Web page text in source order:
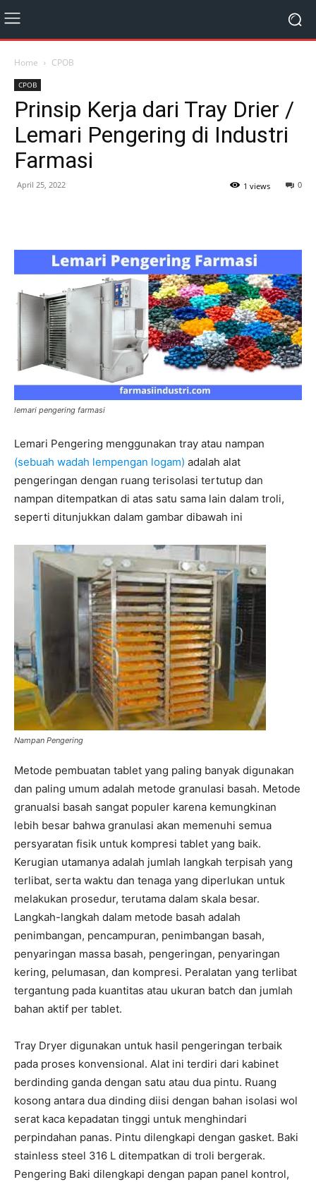
Home CPOB
CPOB
Prinsip Kerja dari Tray Drier /
Lemari Pengering di Industri
Farmasi
April 25, 2022 0
1 views
lemari pengering farmasi
Lemari Pengering menggunakan tray atau nampan
(sebuah wadah lempengan logam) adalah alat
pengeringan dengan ruang terisolasi tertutup dan
nampan ditempatkan di atas satu sama lain dalam troli,
seperti ditunjukkan dalam gambar dibawah ini
Nampan Pengering
Metode pembuatan tablet yang paling banyak digunakan
dan paling umum adalah metode granulasi basah. Metode
granualsi basah sangat populer karena kemungkinan
lebih besar bahwa granulasi akan memenuhi semua
persyaratan fisik untuk kompresi tablet yang baik.
Kerugian utamanya adalah jumlah langkah terpisah yang
terlibat, serta waktu dan tenaga yang diperlukan untuk
melakukan prosedur, terutama dalam skala besar.
Langkah-langkah dalam metode basah adalah
penimbangan, pencampuran, penimbangan basah,
penyaringan massa basah, pengeringan, penyaringan
kering, pelumasan, dan kompresi. Peralatan yang terlibat
tergantung pada kuantitas atau ukuran batch dan jumlah
bahan aktif per tablet.
Tray Dryer digunakan untuk hasil pengeringan terbaik
pada proses konvensional. Alat ini terdiri dari kabinet
berdinding ganda dengan satu atau dua pintu. Ruang
kosong antara dua dinding diisi dengan bahan isolasi wol
serat kaca kepadatan tinggi untuk menghindari
perpindahan panas. Pintu dilengkapi dengan gasket. Baki
stainless steel 316 L ditempatkan di troli bergerak.
Pengering Baki dilengkapi dengan papan panel kontrol,